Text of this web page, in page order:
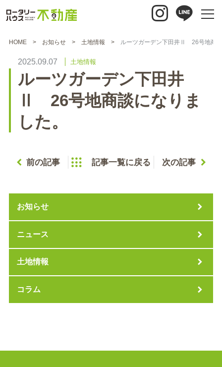
HOME お知らせ 土地情報 ルーツガーデン下田井Ⅱ 26号地商
2025.09.07 土地情報
ルーツガーデン下田井
Ⅱ 26号地商談になりま
した。
前の記事 記事一覧に戻る 次の記事
お知らせ
ニュース
土地情報
コラム